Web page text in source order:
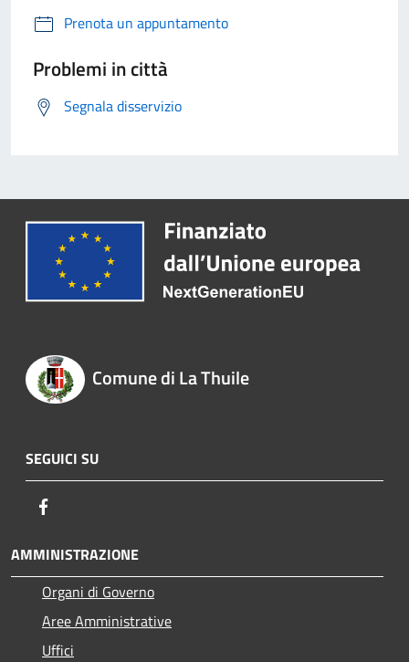
Prenota un appuntamento
Problemi in città
Segnala disservizio
Comune di La Thuile
SEGUICI SU
AMMINISTRAZIONE
Organi di Governo
Aree Amministrative
Uffici